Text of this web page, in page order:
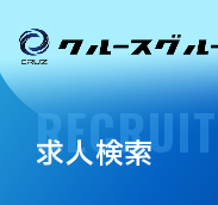
求人検索
RECRUIT